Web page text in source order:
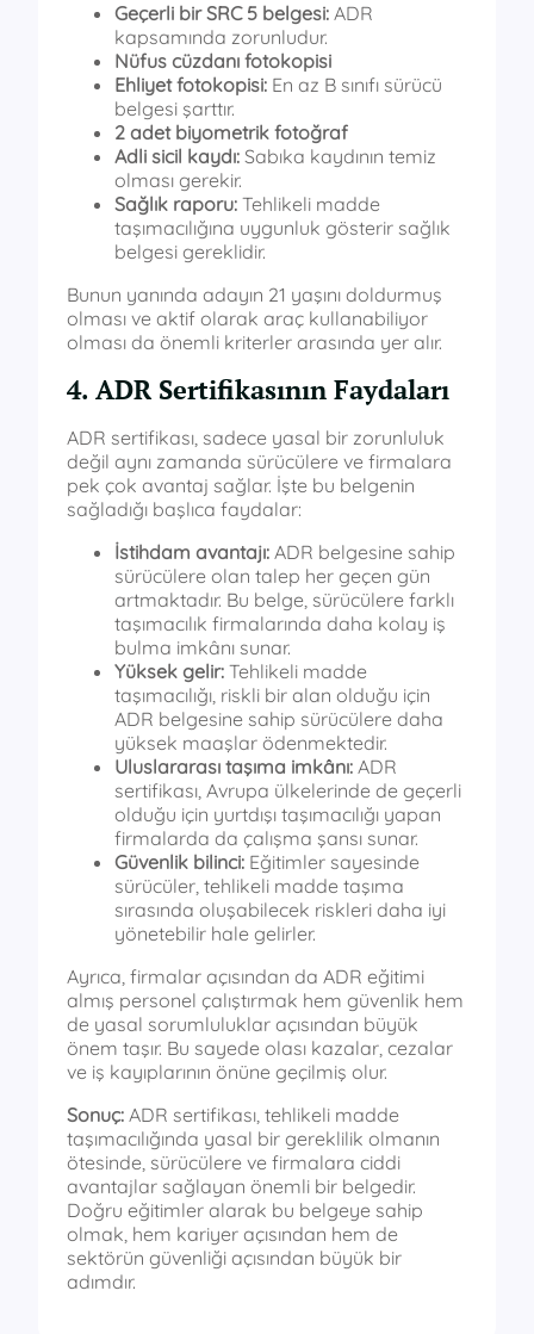
Geçerli bir SRC 5 belgesi: ADR
kapsamında zorunludur.
Nüfus cüzdanı fotokopisi
Ehliyet fotokopisi: En az B sınıfı sürücü
belgesi şarttır.
2 adet biyometrik fotoğraf
Adli sicil kaydı: Sabıka kaydının temiz
olması gerekir.
Sağlık raporu: Tehlikeli madde
taşımacılığına uygunluk gösterir sağlık
belgesi gereklidir.
Bunun yanında adayın 21 yaşını doldurmuş
olması ve aktif olarak araç kullanabiliyor
olması da önemli kriterler arasında yer alır.
4. ADR Sertifikasının Faydaları
ADR sertifikası, sadece yasal bir zorunluluk
değil aynı zamanda sürücülere ve firmalara
pek çok avantaj sağlar. İşte bu belgenin
sağladığı başlıca faydalar:
İstihdam avantajı: ADR belgesine sahip
sürücülere olan talep her geçen gün
artmaktadır. Bu belge, sürücülere farklı
taşımacılık firmalarında daha kolay iş
bulma imkânı sunar.
Yüksek gelir: Tehlikeli madde
taşımacılığı, riskli bir alan olduğu için
ADR belgesine sahip sürücülere daha
yüksek maaşlar ödenmektedir.
Uluslararası taşıma imkânı: ADR
sertifikası, Avrupa ülkelerinde de geçerli
olduğu için yurtdışı taşımacılığı yapan
firmalarda da çalışma şansı sunar.
Güvenlik bilinci: Eğitimler sayesinde
sürücüler, tehlikeli madde taşıma
sırasında oluşabilecek riskleri daha iyi
yönetebilir hale gelirler.
Ayrıca, firmalar açısından da ADR eğitimi
almış personel çalıştırmak hem güvenlik hem
de yasal sorumluluklar açısından büyük
önem taşır. Bu sayede olası kazalar, cezalar
ve iş kayıplarının önüne geçilmiş olur.
Sonuç: ADR sertifikası, tehlikeli madde
taşımacılığında yasal bir gereklilik olmanın
ötesinde, sürücülere ve firmalara ciddi
avantajlar sağlayan önemli bir belgedir.
Doğru eğitimler alarak bu belgeye sahip
olmak, hem kariyer açısından hem de
sektörün güvenliği açısından büyük bir
adımdır.